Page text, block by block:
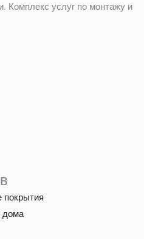
Комплекс услуг по монтажу и
покрытия
дома